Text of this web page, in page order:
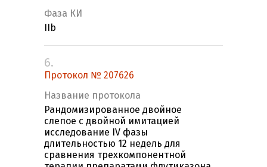
Фаза КИ
IIb
6.
Протокол № 207626
Название протокола
Рандомизированное двойное
слепое с двойной имитацией
исследование IV фазы
длительностью 12 недель для
сравнения трехкомпонентной